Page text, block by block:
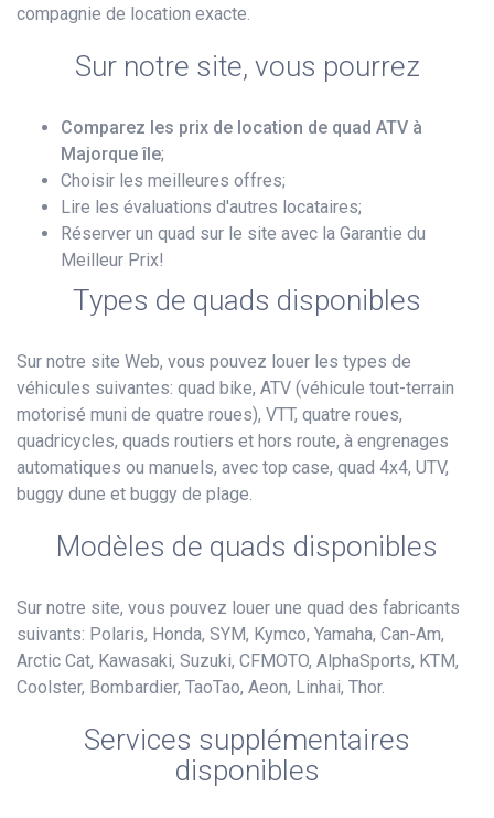
compagnie de location exacte.
Sur notre site, vous pourrez
Comparez les prix de location de quad ATV à
Majorque île;
Choisir les meilleures offres;
Lire les évaluations d'autres locataires;
Réserver un quad sur le site avec la Garantie du
Meilleur Prix!
Types de quads disponibles
Sur notre site Web, vous pouvez louer les types de
véhicules suivantes: quad bike, ATV (véhicule tout-terrain
motorisé muni de quatre roues), VTT, quatre roues,
quadricycles, quads routiers et hors route, à engrenages
automatiques ou manuels, avec top case, quad 4x4, UTV,
buggy dune et buggy de plage.
Modèles de quads disponibles
Sur notre site, vous pouvez louer une quad des fabricants
suivants: Polaris, Honda, SYM, Kymco, Yamaha, Can-Am,
Arctic Cat, Kawasaki, Suzuki, CFMOTO, AlphaSports, KTM,
Coolster, Bombardier, TaoTao, Aeon, Linhai, Thor.
Services supplémentaires
disponibles